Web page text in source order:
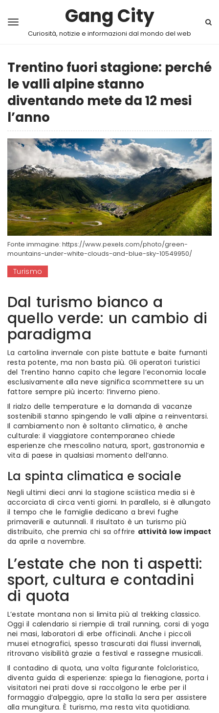
Gang City
Curiosità, notizie e informazioni dal mondo del web
Trentino fuori stagione: perché
le valli alpine stanno
diventando mete da 12 mesi
l’anno
Fonte immagine: https://www.pexels.com/photo/green-
mountains-under-white-clouds-and-blue-sky-10549950/
Turismo
Dal turismo bianco a
quello verde: un cambio di
paradigma
La cartolina invernale con piste battute e baite fumanti
resta potente, ma non basta più. Gli operatori turistici
del Trentino hanno capito che legare l’economia locale
esclusivamente alla neve significa scommettere su un
fattore sempre più incerto: l’inverno pieno.
Il rialzo delle temperature e la domanda di vacanze
sostenibili stanno spingendo le valli alpine a reinventarsi.
Il cambiamento non è soltanto climatico, è anche
culturale: il viaggiatore contemporaneo chiede
esperienze che mescolino natura, sport, gastronomia e
vita di paese in qualsiasi momento dell’anno.
La spinta climatica e sociale
Negli ultimi dieci anni la stagione sciistica media si è
accorciata di circa venti giorni. In parallelo, si è allungato
il tempo che le famiglie dedicano a brevi fughe
primaverili e autunnali. Il risultato è un turismo più
distribuito, che premia chi sa offrire attività low impact
da aprile a novembre.
L’estate che non ti aspetti:
sport, cultura e contadini
di quota
L’estate montana non si limita più al trekking classico.
Oggi il calendario si riempie di trail running, corsi di yoga
nei masi, laboratori di erbe officinali. Anche i piccoli
musei etnografici, spesso trascurati dai flussi invernali,
ritrovano visibilità grazie a festival e rassegne musicali.
Il contadino di quota, una volta figurante folcloristico,
diventa guida di esperienze: spiega la fienagione, porta i
visitatori nei prati dove si raccolgono le erbe per il
formaggio d’alpeggio, apre la stalla la sera per assistere
alla mungitura. È turismo, ma resta vita quotidiana.